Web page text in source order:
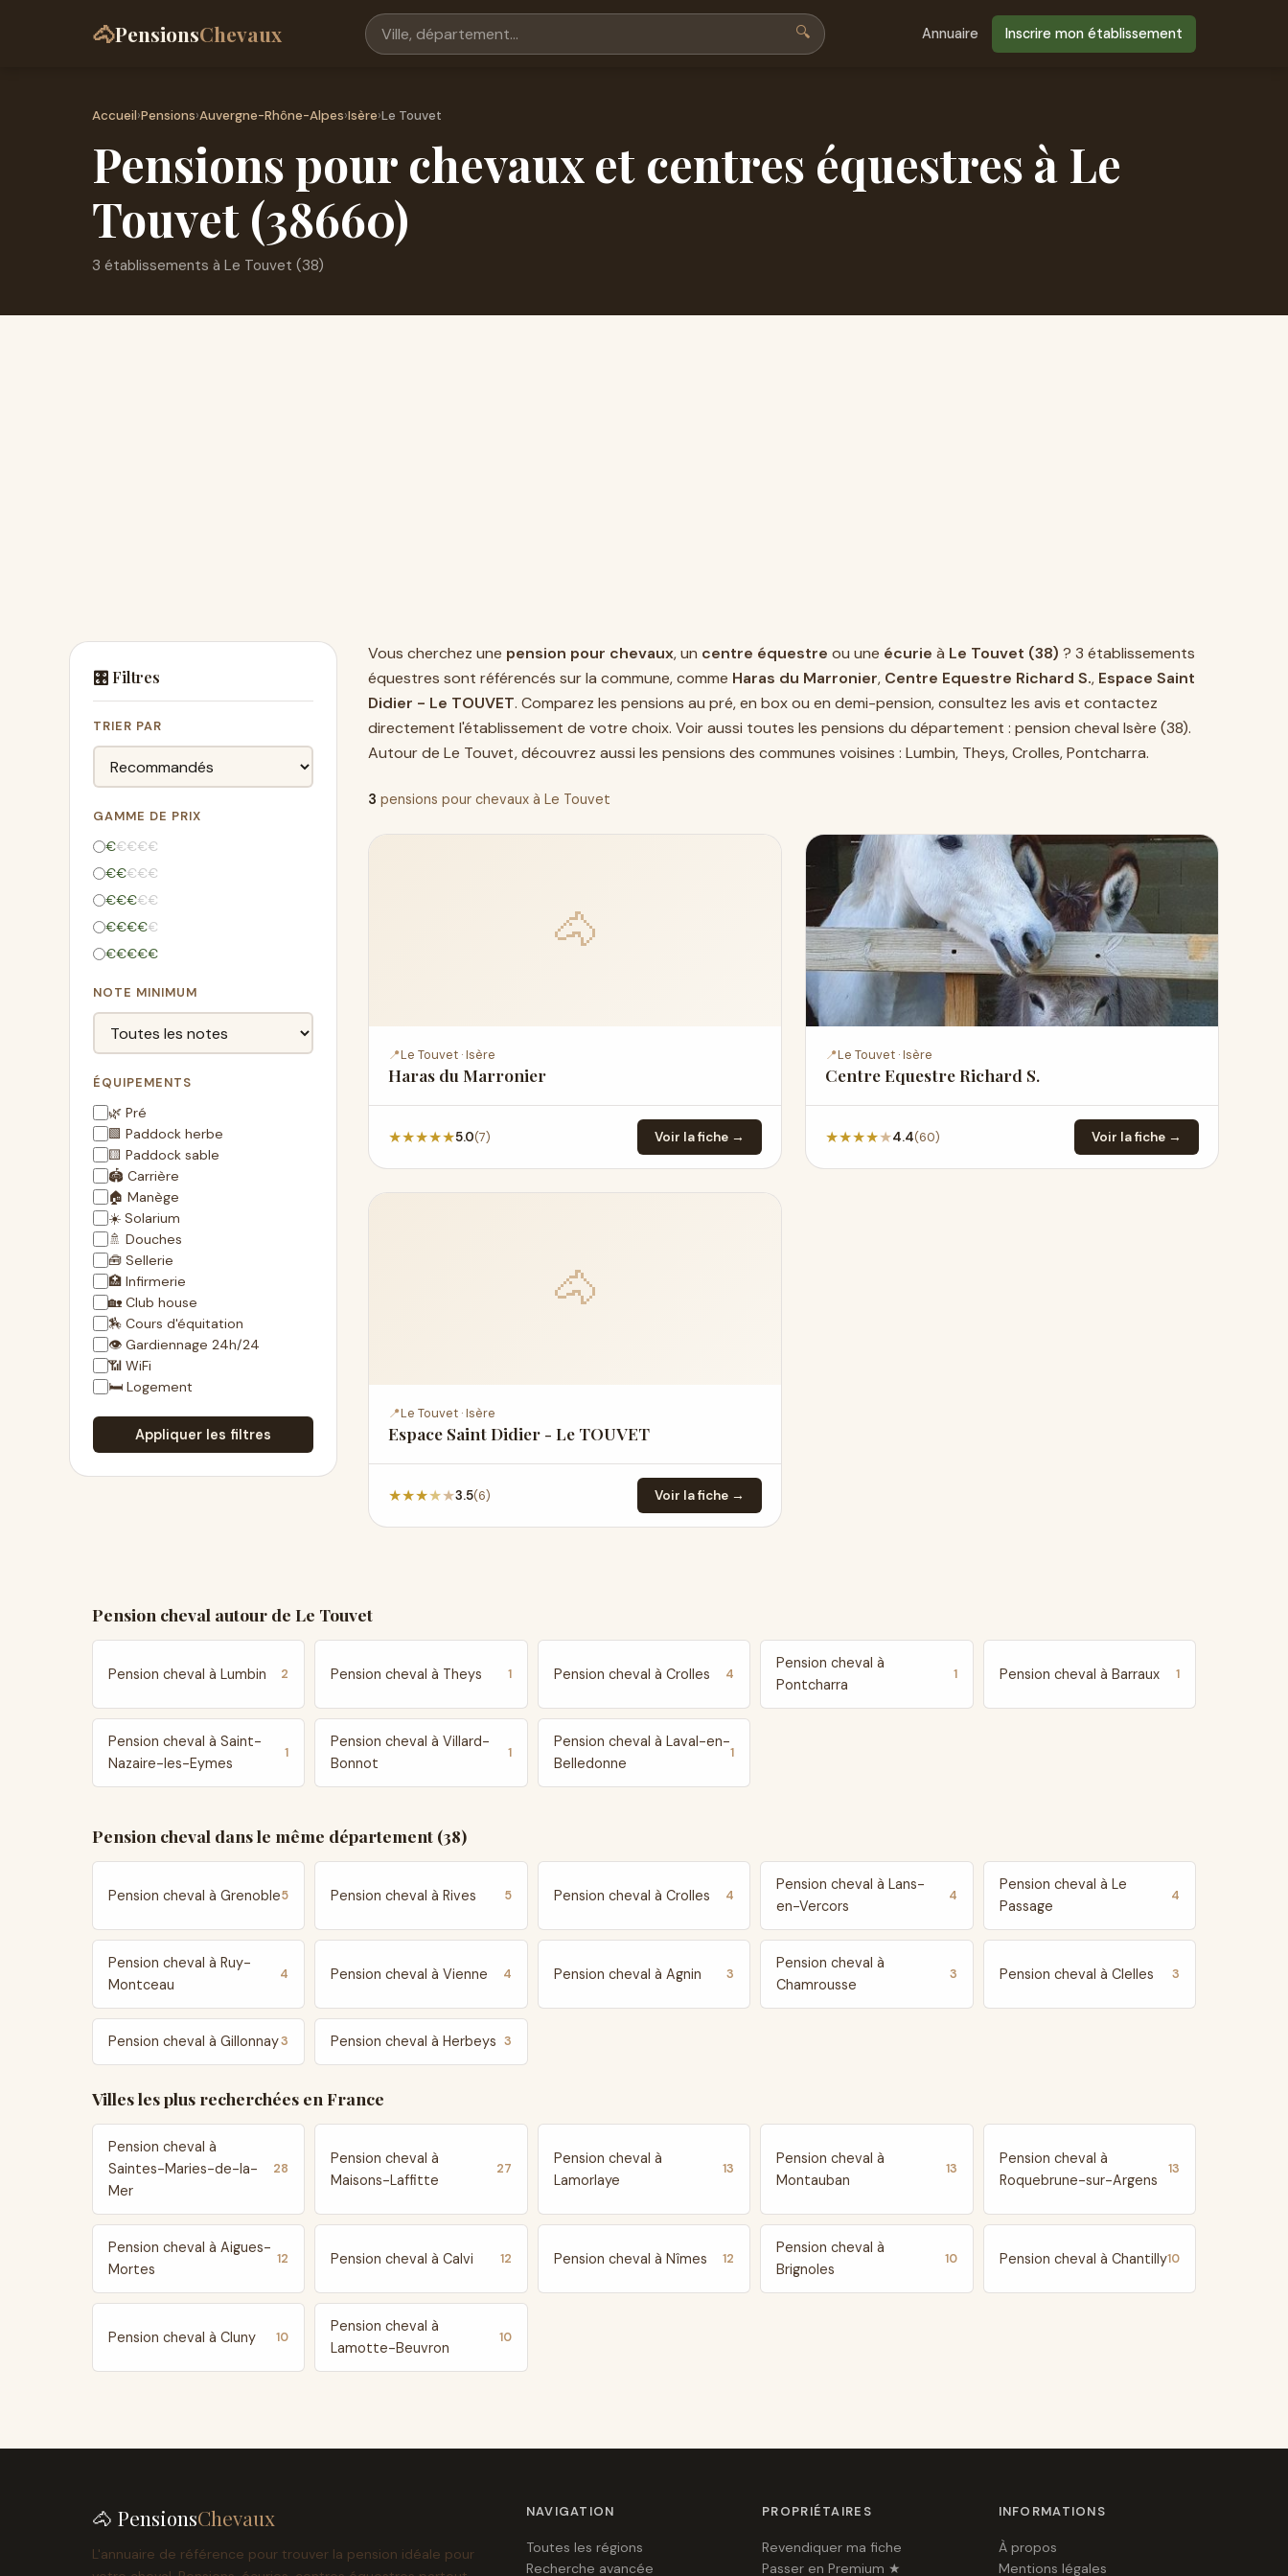
🐴PensionsChevaux 🔍 Annuaire Inscrire mon établissement
Accueil›Pensions›Auvergne-Rhône-Alpes›Isère›Le Touvet
Pensions pour chevaux et centres équestres à Le
Touvet (38660)
3 établissements à Le Touvet (38)
🎛️ Filtres
TRIER PAR
GAMME DE PRIX
€€€€€
€€€€€
€€€€€
€€€€€
€€€€€
NOTE MINIMUM
ÉQUIPEMENTS
🌿 Pré
🟩 Paddock herbe
🟨 Paddock sable
🏟️ Carrière
🏠 Manège
☀️ Solarium
🚿 Douches
🧰 Sellerie
🏥 Infirmerie
🏡 Club house
🏇 Cours d'équitation
👁 Gardiennage 24h/24
📶 WiFi
🛏 Logement
Appliquer les filtres
Vous cherchez une pension pour chevaux, un centre équestre ou une écurie à Le Touvet (38) ? 3 établissements
équestres sont référencés sur la commune, comme Haras du Marronier, Centre Equestre Richard S., Espace Saint
Didier - Le TOUVET. Comparez les pensions au pré, en box ou en demi-pension, consultez les avis et contactez
directement l'établissement de votre choix. Voir aussi toutes les pensions du département : pension cheval Isère (38).
Autour de Le Touvet, découvrez aussi les pensions des communes voisines : Lumbin, Theys,Crolles,Pontcharra.
3 pensions pour chevaux à Le Touvet
🐴
📍Le Touvet · Isère
Haras du Marronier
★★★★★5.0(7) Voir la fiche →
📍Le Touvet · Isère
Centre Equestre Richard S.
★★★★★4.4(60) Voir la fiche →
🐴
📍Le Touvet · Isère
Espace Saint Didier - Le TOUVET
★★★★★3.5(6) Voir la fiche →
Pension cheval autour de Le Touvet
Pension cheval à Lumbin 2 Pension cheval à Theys 1 Pension cheval à Crolles 4
Pension cheval à
Pontcharra
1 Pension cheval à Barraux 1
Pension cheval à Saint-
Nazaire-les-Eymes
1
Pension cheval à Villard-
Bonnot
1
Pension cheval à Laval-en-
Belledonne
1
Pension cheval dans le même département (38)
Pension cheval à Grenoble5 Pension cheval à Rives 5 Pension cheval à Crolles 4
Pension cheval à Lans-
en-Vercors
4
Pension cheval à Le
Passage
4
Pension cheval à Ruy-
Montceau
4 Pension cheval à Vienne 4 Pension cheval à Agnin 3
Pension cheval à
Chamrousse
3 Pension cheval à Clelles 3
Pension cheval à Gillonnay3 Pension cheval à Herbeys 3
Villes les plus recherchées en France
Pension cheval à
Saintes-Maries-de-la-
Mer
28
Pension cheval à
Maisons-Laffitte
27
Pension cheval à
Lamorlaye
13
Pension cheval à
Montauban
13
Pension cheval à
Roquebrune-sur-Argens
13
Pension cheval à Aigues-
Mortes
12 Pension cheval à Calvi 12 Pension cheval à Nîmes 12
Pension cheval à
Brignoles
10 Pension cheval à Chantilly10
Pension cheval à Cluny 10
Pension cheval à
Lamotte-Beuvron
10
🐴 PensionsChevaux
L'annuaire de référence pour trouver la pension idéale pour
NAVIGATION
Toutes les régions
Recherche avancée
PROPRIÉTAIRES
Revendiquer ma fiche
Passer en Premium ★
INFORMATIONS
À propos
Mentions légales